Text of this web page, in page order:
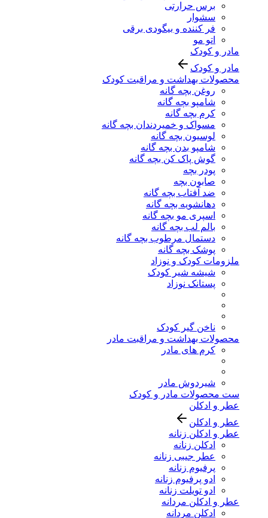
برس حرارتی
سشوار
فر کننده و بیگودی برقی
اتو مو
مادر و کودک
مادر و کودک
محصولات بهداشت و مراقبت کودک
روغن بچه گانه
شامپو بچه گانه
کرم بچه گانه
مسواک و خمیردندان بچه گانه
لوسیون بچه گانه
شامپو بدن بچه گانه
گوش پاک کن بچه گانه
پودر بچه
صابون بچه
ضد آفتاب بچه گانه
دهانشویه بچه گانه
اسپری مو بچه گانه
بالم لب بچه گانه
دستمال مرطوب بچه گانه
پوشک بچه گانه
ملزومات کودک و نوزاد
شیشه شیر کودک
پستانک نوزاد
ناخن گیر کودک
محصولات بهداشت و مراقبت مادر
کرم های مادر
شیردوش مادر
ست محصولات مادر و کودک
عطر و ادکلن
عطر و ادکلن
عطر و ادکلن زنانه
ادکلن زنانه
عطر جیبی زنانه
پرفیوم زنانه
ادو پرفیوم زنانه
ادو تویلت زنانه
عطر و ادکلن مردانه
ادکلن مردانه